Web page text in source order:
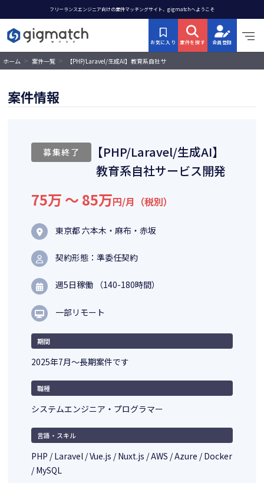
フリーランスエンジニア向けの案件マッチングサイト、gigmatchへようこそ
お気に入り 案件を探す 会員登録
ホーム > 案件一覧 >
【PHP/Laravel/生成AI】教育系自社サ
案件情報
募集終了
【PHP/Laravel/生成AI】
教育系自社サービス開発
75万 〜 85万円/月（税別）
東京都 六本木・麻布・赤坂
契約形態：準委任契約
週5日稼働 （140-180時間）
一部リモート
期間
2025年7月～長期案件です
職種
システムエンジニア・プログラマー
言語・スキル
PHP / Laravel / Vue.js / Nuxt.js / AWS / Azure / Docker
/ MySQL